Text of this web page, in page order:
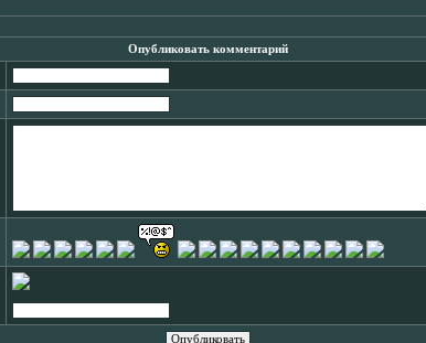
Опубликовать комментарий